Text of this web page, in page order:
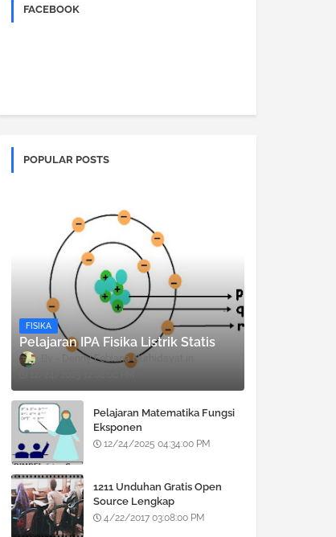
FACEBOOK
POPULAR POSTS
FISIKA
Pelajaran IPA Fisika Listrik Statis
Denny Febiana Nurhidayat
Pelajaran Matematika Fungsi
Eksponen
12/24/2025 04:34:00 PM
1211 Unduhan Gratis Open
Source Lengkap
4/22/2017 03:08:00 PM